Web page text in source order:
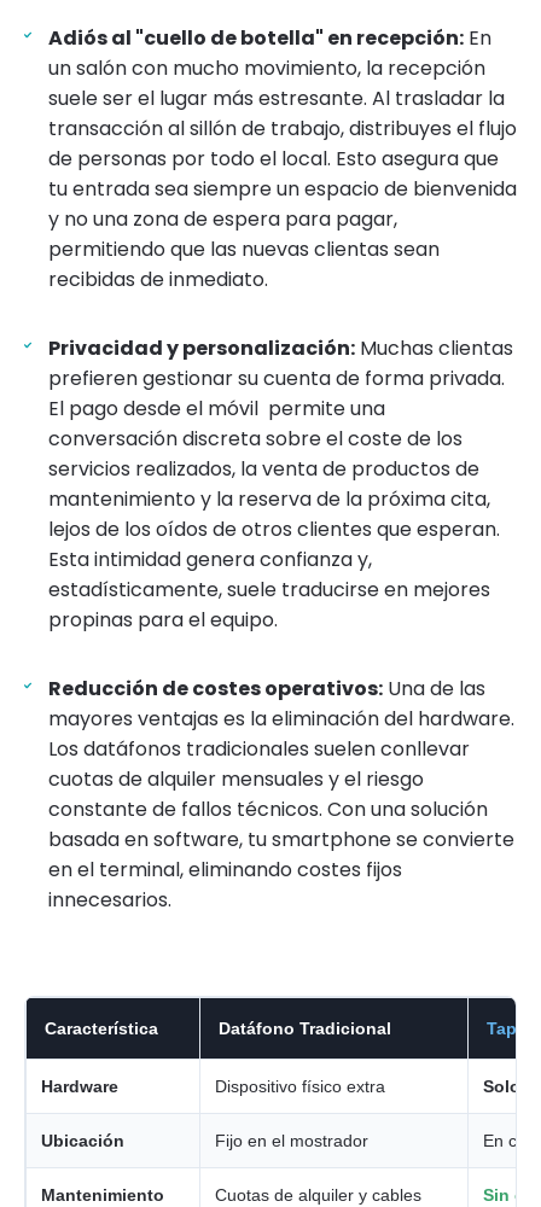
Adiós al "cuello de botella" en recepción: En
un salón con mucho movimiento, la recepción
suele ser el lugar más estresante. Al trasladar la
transacción al sillón de trabajo, distribuyes el flujo
de personas por todo el local. Esto asegura que
tu entrada sea siempre un espacio de bienvenida
y no una zona de espera para pagar,
permitiendo que las nuevas clientas sean
recibidas de inmediato.
Privacidad y personalización: Muchas clientas
prefieren gestionar su cuenta de forma privada.
El pago desde el móvil permite una
conversación discreta sobre el coste de los
servicios realizados, la venta de productos de
mantenimiento y la reserva de la próxima cita,
lejos de los oídos de otros clientes que esperan.
Esta intimidad genera confianza y,
estadísticamente, suele traducirse en mejores
propinas para el equipo.
Reducción de costes operativos: Una de las
mayores ventajas es la eliminación del hardware.
Los datáfonos tradicionales suelen conllevar
cuotas de alquiler mensuales y el riesgo
constante de fallos técnicos. Con una solución
basada en software, tu smartphone se convierte
en el terminal, eliminando costes fijos
innecesarios.
Característica Datáfono Tradicional Tap
Hardware Dispositivo físico extra Solo
Ubicación Fijo en el mostrador En
Mantenimiento Cuotas de alquiler y cables Sin